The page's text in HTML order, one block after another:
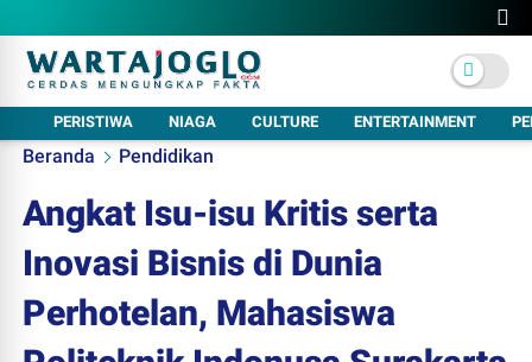
PERISTIWA NIAGA CULTURE ENTERTAINMENT
Beranda Pendidikan
Angkat Isu-isu Kritis serta
Inovasi Bisnis di Dunia
Perhotelan, Mahasiswa